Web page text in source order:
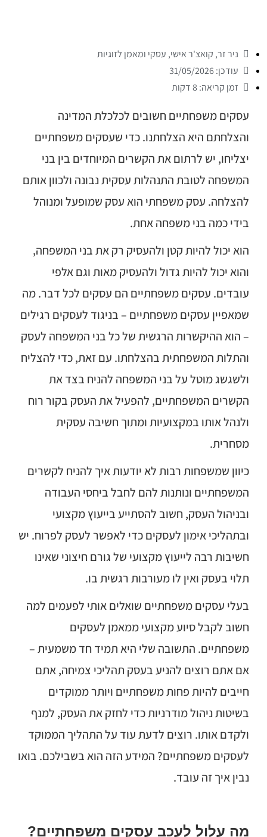
ניר זר, קואצ'ר אישי, עסקי ומאמן לזוגיות
עודכן: 31/05/2026
זמן קריאה: 8 דקות
עסקים משפחתיים חשובים לכלכלת המדינה
והצלחתם היא הצלחתנו. כדי שעסקים משפחתיים
יצליחו, יש לרתום את הקשרים המיוחדים בין בני
המשפחה לטובת התנהלות עסקית נבונה ולכוון אותם
להצלחה. עסק משפחתי הוא עסק שמופעל ומנוהל
בידי כמה בני משפחה אחת.
הוא יכול להיות קטן ולהעסיק רק את בני המשפחה,
והוא יכול להיות גדול ולהעסיק מאות וגם אלפי
עובדים. עסקים משפחתיים הם עסקים לכל דבר. מה
שמאפיין עסקים משפחתיים – בניגוד לעסקים רגילים
– הוא ההיקשרות הרגשית של כל בני המשפחה לעסק
והתלות המשפחתית בהצלחתו. עם זאת, כדי להצליח
ולשגשג מוטל על בני המשפחה להניח בצד את
הקשרים המשפחתיים, להפעיל את העסק בקור רוח
ולנהל אותו במקצועיות ומתוך חשיבה עסקית
מסחרית.
כיוון שמשפחות רבות לא יודעות איך להניח לקשרים
המשפחתיים ונותנות להם לחבל ביחסי העבודה
ובניהול העסק, חשוב להסתייע בייעוץ מקצועי
ובתהליכי אימון לעסקים כדי לאפשר לעסק לפרוח. יש
חשיבות רבה לייעוץ מקצועי של גורם חיצוני שאינו
תלוי בעסק ואין לו מעורבות רגשית בו.
בעלי עסקים משפחתיים שואלים אותי לפעמים למה
חשוב לקבל סיוע מקצועי ממאמן לעסקים
משפחתיים. התשובה שלי היא תמיד חד משמעית –
אם אתם רוצים להניע בעסק תהליכי צמיחה, אתם
חייבים להיות פחות משפחתיים ויותר ממוקדים
בשיטות ניהול מודרניות כדי לחזק את העסק, למנף
ולקדם אותו. רוצים לדעת עוד על התהליך הממוקד
לעסקים משפחתיים? המידע הזה הוא בשבילכם. בואו
נבין איך זה עובד.
מה עלול לעכב עסקים משפחתיים?